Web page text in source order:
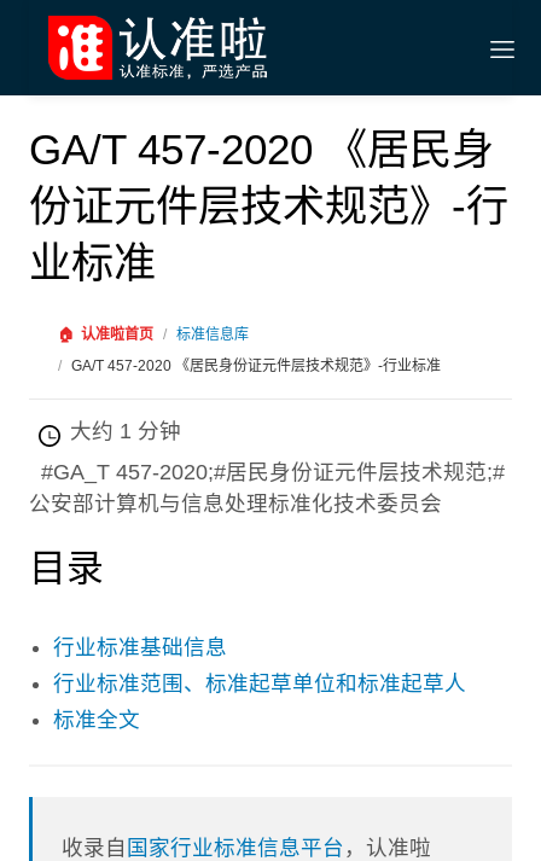
GA/T 457-2020 《居民身
份证元件层技术规范》-行
业标准
🏠 认准啦首页 / 标准信息库
/ GA/T 457-2020 《居民身份证元件层技术规范》-行业标准
大约 1 分钟
#GA_T 457-2020;#居民身份证元件层技术规范;#
公安部计算机与信息处理标准化技术委员会
目录
行业标准基础信息
行业标准范围、标准起草单位和标准起草人
标准全文
收录自 国家行业标准信息平台 ，认准啦